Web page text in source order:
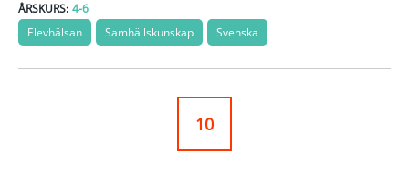
ÅRSKURS: 4-6
Elevhälsan
Samhällskunskap Svenska
10